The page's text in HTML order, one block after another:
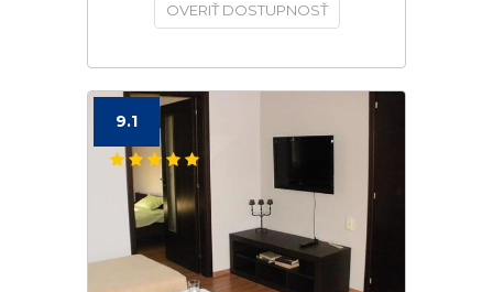
OVERIŤ DOSTUPNOSŤ
9.1